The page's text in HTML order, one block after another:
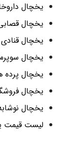
یخچال
یخچال
یخچال قنادی
یخچال
یخچال پرده
یخچال
یخچال
لیست قیمت